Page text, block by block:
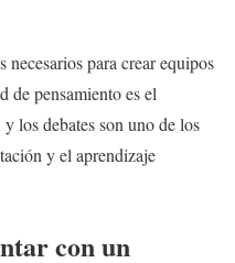
para crear equipos
de pensamiento es el
los debates son uno de los
y el aprendizaje
con un